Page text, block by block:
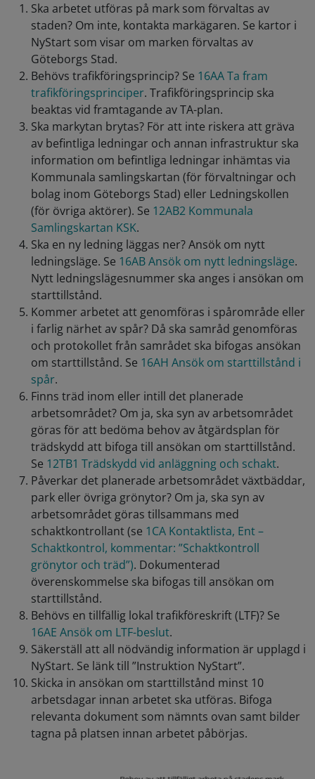
Ska arbetet utföras på mark som förvaltas av
staden? Om inte, kontakta markägaren. Se kartor i
NyStart som visar om marken förvaltas av
Göteborgs Stad.
Behövs trafikföringsprincip? Se 16AA Ta fram
trafikföringsprinciper. Trafikföringsprincip ska
beaktas vid framtagande av TA-plan.
Ska markytan brytas? För att inte riskera att gräva
av befintliga ledningar och annan infrastruktur ska
information om befintliga ledningar inhämtas via
Kommunala samlingskartan (för förvaltningar och
bolag inom Göteborgs Stad) eller Ledningskollen
(för övriga aktörer). Se 12AB2 Kommunala
Samlingskartan KSK.
Ska en ny ledning läggas ner? Ansök om nytt
ledningsläge. Se 16AB Ansök om nytt ledningsläge.
Nytt ledningslägesnummer ska anges i ansökan om
starttillstånd.
Kommer arbetet att genomföras i spårområde eller
i farlig närhet av spår? Då ska samråd genomföras
och protokollet från samrådet ska bifogas ansökan
om starttillstånd. Se 16AH Ansök om starttillstånd i
spår.
Finns träd inom eller intill det planerade
arbetsområdet? Om ja, ska syn av arbetsområdet
göras för att bedöma behov av åtgärdsplan för
trädskydd att bifoga till ansökan om starttillstånd.
Se 12TB1 Trädskydd vid anläggning och schakt.
Påverkar det planerade arbetsområdet växtbäddar,
park eller övriga grönytor? Om ja, ska syn av
arbetsområdet göras tillsammans med
schaktkontrollant (se 1CA Kontaktlista, Ent –
Schaktkontrol, kommentar: ”Schaktkontroll
grönytor och träd”). Dokumenterad
överenskommelse ska bifogas till ansökan om
starttillstånd.
Behövs en tillfällig lokal trafikföreskrift (LTF)? Se
16AE Ansök om LTF-beslut.
Säkerställ att all nödvändig information är upplagd i
NyStart. Se länk till ”Instruktion NyStart”.
Skicka in ansökan om starttillstånd minst 10
arbetsdagar innan arbetet ska utföras. Bifoga
relevanta dokument som nämnts ovan samt bilder
tagna på platsen innan arbetet påbörjas.